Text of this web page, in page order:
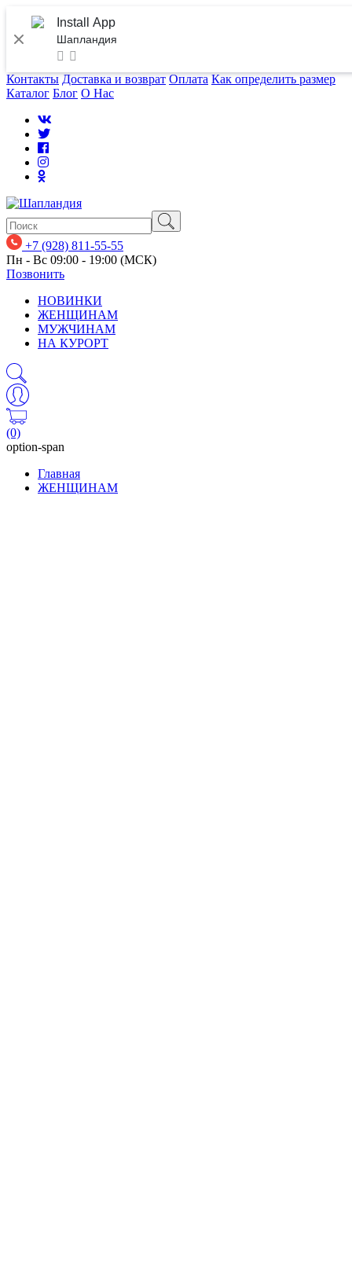
Install App
Шапландия
Контакты Доставка и возврат Оплата Как определить размер
Каталог Блог О Нас
+7 (928) 811-55-55
Пн - Вс 09:00 - 19:00 (МСК)
Позвонить
НОВИНКИ
ЖЕНЩИНАМ
МУЖЧИНАМ
НА КУРОРТ
(0)
option-span
Главная
ЖЕНЩИНАМ